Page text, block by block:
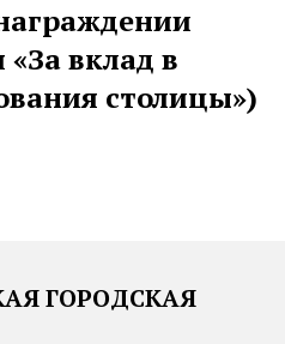
вклад в
столицы»)
ГОРОДСКАЯ